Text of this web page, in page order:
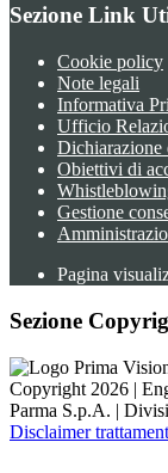
Sezione Link
Cookie policy
Note legali
Informativa
Ufficio
Dichiarazione
Obiettivi di
Gestione
Pagina
Sezione
Copyright 2026 |
Parma S.p.A. |
Disclaimer